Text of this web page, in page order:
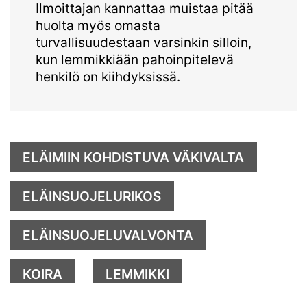
Ilmoittajan kannattaa muistaa pitää
huolta myös omasta
turvallisuudestaan varsinkin silloin,
kun lemmikkiään pahoinpitelevä
henkilö on kiihdyksissä.
ELÄIMIIN KOHDISTUVA VÄKIVALTA
ELÄINSUOJELURIKOS
ELÄINSUOJELUVALVONTA
KOIRA LEMMIKKI